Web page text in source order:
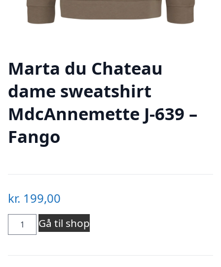
Marta du Chateau
dame sweatshirt
MdcAnnemette J-639 –
Fango
kr. 199,00
Marta
Chateau
Gå til shop